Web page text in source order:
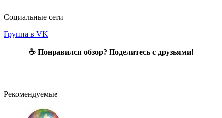
Социальные сети
Группа в VK
☕ Понравился обзор? Поделитесь с друзьями!
Рекомендуемые